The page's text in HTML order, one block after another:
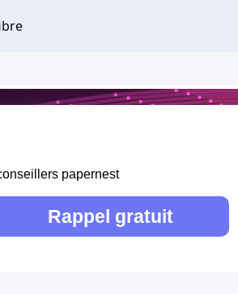
papernest
Rappel gratuit